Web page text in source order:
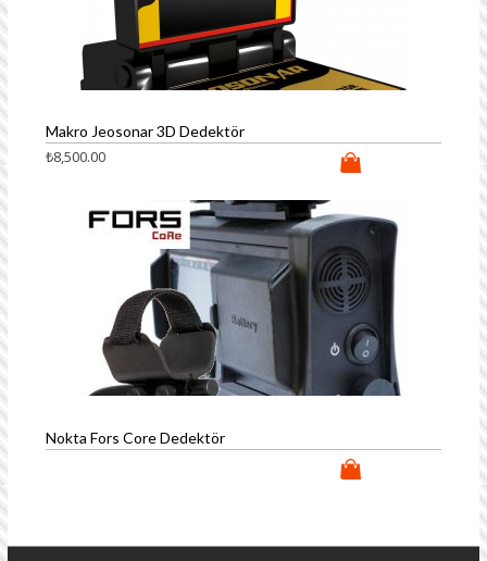
Makro Jeosonar 3D Dedektör
₺8,500.00
Nokta Fors Core Dedektör